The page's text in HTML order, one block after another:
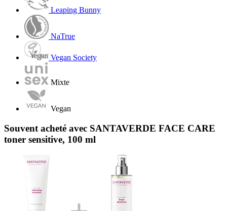
Leaping Bunny
NaTrue
Vegan Society
Mixte
Vegan
Souvent acheté avec SANTAVERDE FACE CARE
toner sensitive, 100 ml